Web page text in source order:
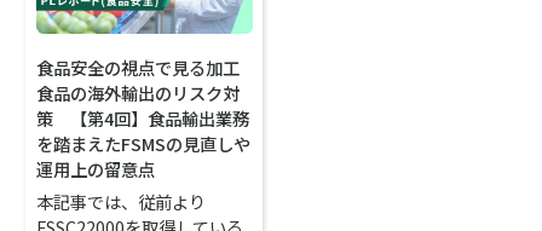
食品安全の視点で見る加工
食品の海外輸出のリスク対
策 【第4回】食品輸出業務
を踏まえたFSMSの見直しや
運用上の留意点
本記事では、従前より